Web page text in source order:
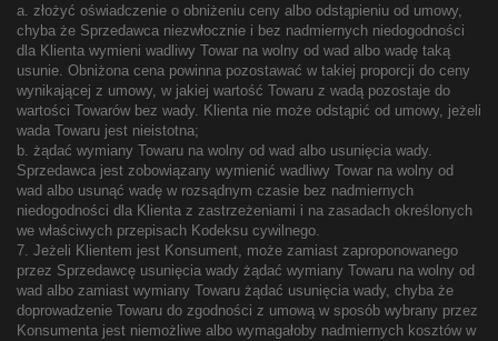
a. złożyć oświadczenie o obniżeniu ceny albo odstąpieniu od umowy,
chyba że Sprzedawca niezwłocznie i bez nadmiernych niedogodności
dla Klienta wymieni wadliwy Towar na wolny od wad albo wadę taką
usunie. Obniżona cena powinna pozostawać w takiej proporcji do ceny
wynikającej z umowy, w jakiej wartość Towaru z wadą pozostaje do
wartości Towarów bez wady. Klienta nie może odstąpić od umowy, jeżeli
wada Towaru jest nieistotna;
b. żądać wymiany Towaru na wolny od wad albo usunięcia wady.
Sprzedawca jest zobowiązany wymienić wadliwy Towar na wolny od
wad albo usunąć wadę w rozsądnym czasie bez nadmiernych
niedogodności dla Klienta z zastrzeżeniami i na zasadach określonych
we właściwych przepisach Kodeksu cywilnego.
7. Jeżeli Klientem jest Konsument, może zamiast zaproponowanego
przez Sprzedawcę usunięcia wady żądać wymiany Towaru na wolny od
wad albo zamiast wymiany Towaru żądać usunięcia wady, chyba że
doprowadzenie Towaru do zgodności z umową w sposób wybrany przez
Konsumenta jest niemożliwe albo wymagałoby nadmiernych kosztów w